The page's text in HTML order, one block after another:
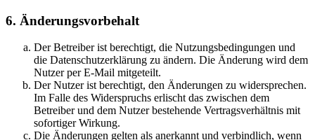
6. Änderungsvorbehalt
Der Betreiber ist berechtigt, die Nutzungsbedingungen und
die Datenschutzerklärung zu ändern. Die Änderung wird dem
Nutzer per E-Mail mitgeteilt.
Der Nutzer ist berechtigt, den Änderungen zu widersprechen.
Im Falle des Widerspruchs erlischt das zwischen dem
Betreiber und dem Nutzer bestehende Vertragsverhältnis mit
sofortiger Wirkung.
Die Änderungen gelten als anerkannt und verbindlich, wenn